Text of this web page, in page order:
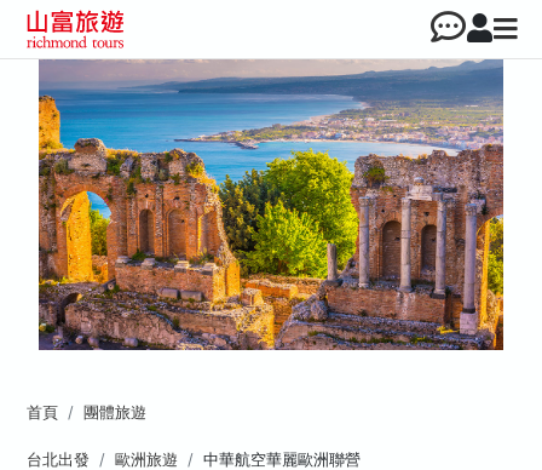
首頁 團體旅遊
台北出發 歐洲旅遊
中華航空華麗歐洲聯營